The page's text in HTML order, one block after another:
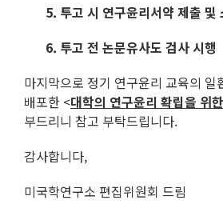
5. 투고 시 연구윤리서약 제출 및
6. 투고 전 논문유사도 검사 시행
마지막으로 정기 연구윤리 교육의 일
배포한 <대학의 연구윤리 확립을 위
부드리니 참고 부탁드립니다.
감사합니다,
미국학연구소 편집위원회 드림